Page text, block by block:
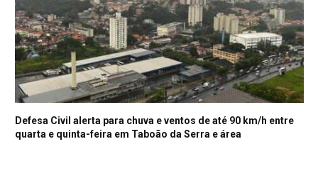
Defesa Civil alerta para chuva e ventos de até 90 km/h entre
quarta e quinta-feira em Taboão da Serra e área